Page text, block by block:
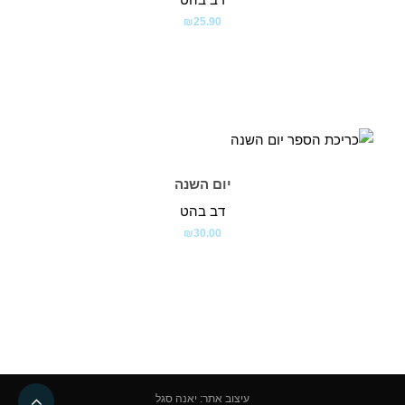
₪25.90
יום השנה
דב בהט
₪30.00
עיצוב אתר: יאנה סגל